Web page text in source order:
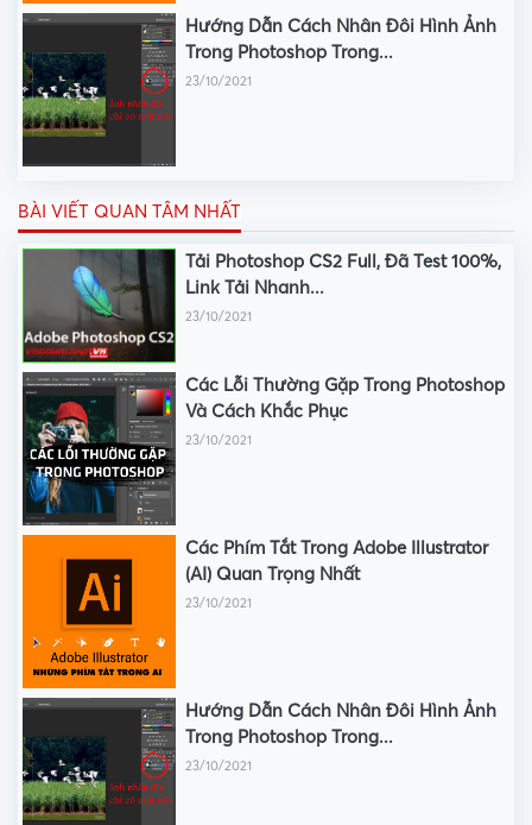
Hướng Dẫn Cách Nhân Đôi Hình Ảnh
Trong Photoshop Trong...
23/10/2021
BÀI VIẾT QUAN TÂM NHẤT
Tải Photoshop CS2 Full, Đã Test 100%,
Link Tải Nhanh...
23/10/2021
Các Lỗi Thường Gặp Trong Photoshop
Và Cách Khắc Phục
23/10/2021
Các Phím Tắt Trong Adobe Illustrator
(AI) Quan Trọng Nhất
23/10/2021
Hướng Dẫn Cách Nhân Đôi Hình Ảnh
Trong Photoshop Trong...
23/10/2021